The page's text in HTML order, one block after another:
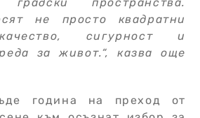
не просто квадратни
сигурност и
за живот.“, казва още
година на преход от